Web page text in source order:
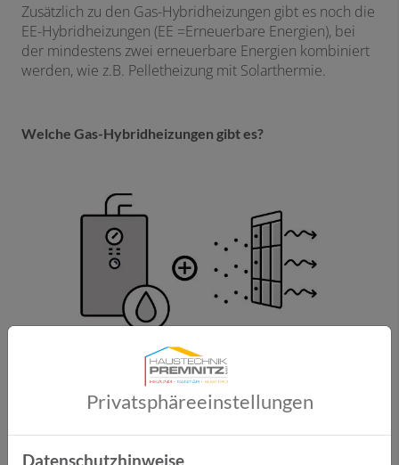
Zusätzlich zu den Gas-Hybridheizungen gibt es noch die
EE-Hybridheizungen (EE =Erneuerbare Energien), bei
der mindestens zwei erneuerbare Energien kombiniert
werden, wie z.B. Pelletheizung mit Solarthermie.
Welche Gas-Hybridheizungen gibt es?
Gas-Hybridheizung mit Solarthermie ​
Sehr beliebt ist die Kombination von
Privatsphäre­einstellungen
Datenschutzhinweise